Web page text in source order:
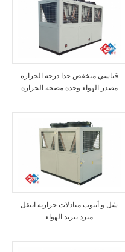
قياسي منخفض جدا درجة الحرارة
مصدر الهواء وحدة مضخة الحرارة
شل و أنبوب مبادلات حرارية انتقل
مبرد تبريد الهواء